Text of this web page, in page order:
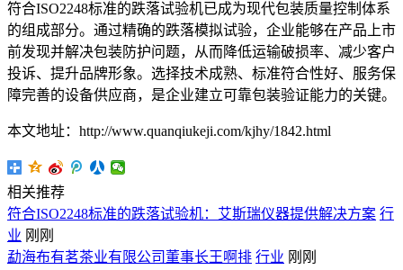
符合ISO2248标准的跌落试验机已成为现代包装质量控制体系
的组成部分。通过精确的跌落模拟试验，企业能够在产品上市
前发现并解决包装防护问题，从而降低运输破损率、减少客户
投诉、提升品牌形象。选择技术成熟、标准符合性好、服务保
障完善的设备供应商，是企业建立可靠包装验证能力的关键。
本文地址：http://www.quanqiukeji.com/kjhy/1842.html
相关推荐
符合ISO2248标准的跌落试验机：艾斯瑞仪器提供解决方案 行
业 刚刚
勐海布有茗茶业有限公司董事长王啊排 行业 刚刚